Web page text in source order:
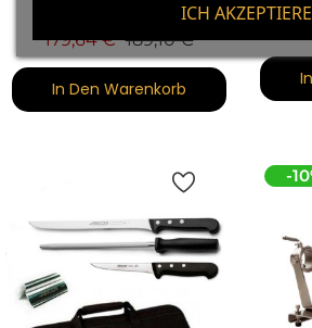
ICH AKZEPTIERE
179,64 €Verkaufspreis
189,10 €Preis
In Den Warenkorb
-